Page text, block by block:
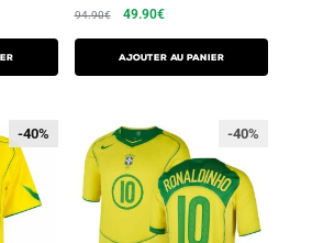
94.90€ 49.90€
AJOUTER AU PANIER
-40%
-40% -40%